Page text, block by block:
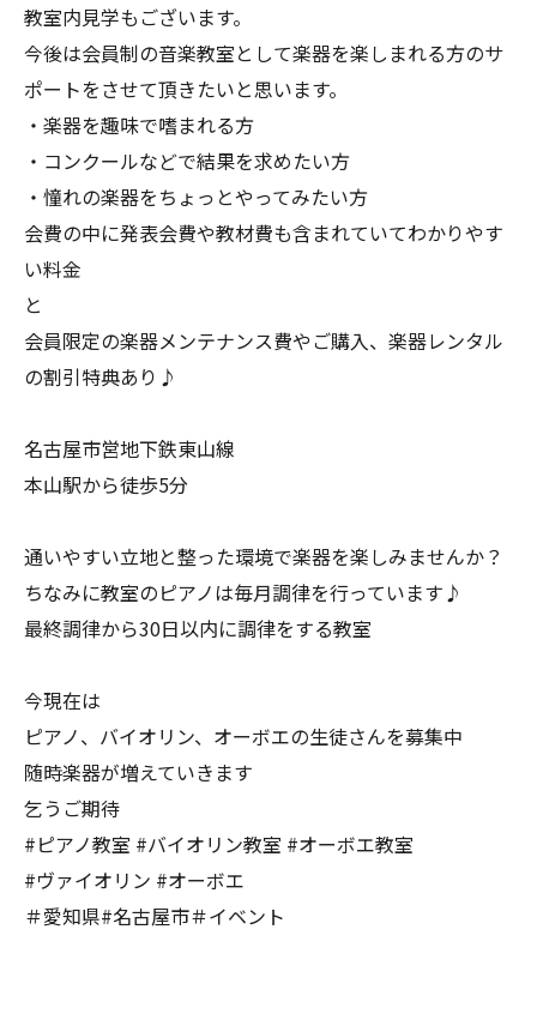
教室内見学もございます。
今後は会員制の音楽教室として楽器を楽しまれる方のサ
ポートをさせて頂きたいと思います。
・楽器を趣味で嗜まれる方
・コンクールなどで結果を求めたい方
・憧れの楽器をちょっとやってみたい方
会費の中に発表会費や教材費も含まれていてわかりやす
い料金
と
会員限定の楽器メンテナンス費やご購入、楽器レンタル
の割引特典あり♪
名古屋市営地下鉄東山線
本山駅から徒歩5分
通いやすい立地と整った環境で楽器を楽しみませんか？
ちなみに教室のピアノは毎月調律を行っています♪
最終調律から30日以内に調律をする教室
今現在は
ピアノ、バイオリン、オーボエの生徒さんを募集中
随時楽器が増えていきます
乞うご期待
#ピアノ教室 #バイオリン教室 #オーボエ教室
#ヴァイオリン #オーボエ
＃愛知県#名古屋市＃イベント